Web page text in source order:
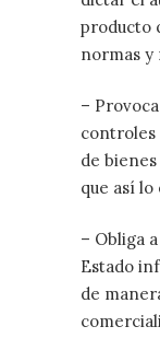
producto
normas y
–
controles
de
que así lo
– Obliga
Estado
de